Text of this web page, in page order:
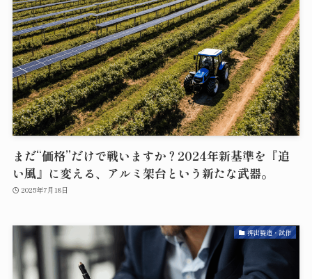
まだ“価格”だけで戦いますか？2024年新基準を『追
い風』に変える、アルミ架台という新たな武器。
2025年7月18日
押出製造・試作